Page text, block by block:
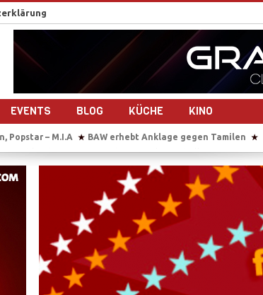
EVENTS BLOG KÜCHE KINO
erhebt Anklage gegen Tamilen ★ Sie übersetzt auch
größtem Hindu-Tempel ★ „Chellam“ – Vithya
– 10 Jahre Frieden? ★ Auf Bootstour mit einem
dem Bürgerkrieg- 10 Jahre Frieden? Plädoyer für die
Sri Lankas Ostküste